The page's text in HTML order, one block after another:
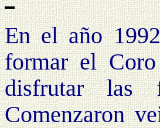
En el año
formar el
disfrutar las
Comenzaron